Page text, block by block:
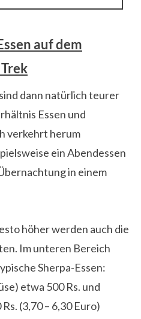
auf dem
dann natürlich teurer
Essen und
verkehrt herum
ein Abendessen
in einem
höher werden auch die
Im unteren Bereich
Sherpa-Essen:
etwa 500 Rs. und
(3,70 – 6,30 Euro)